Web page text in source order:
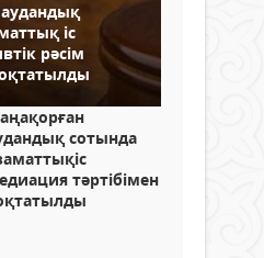
іс
рәсім
сотында
тәртібімен